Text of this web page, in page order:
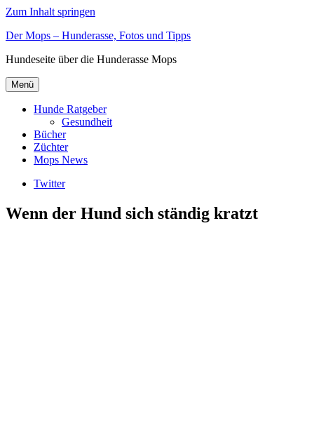
Zum Inhalt springen
Der Mops – Hunderasse, Fotos und Tipps
Hundeseite über die Hunderasse Mops
Menü
Hunde Ratgeber
Gesundheit
Bücher
Züchter
Mops News
Twitter
Wenn der Hund sich ständig kratzt